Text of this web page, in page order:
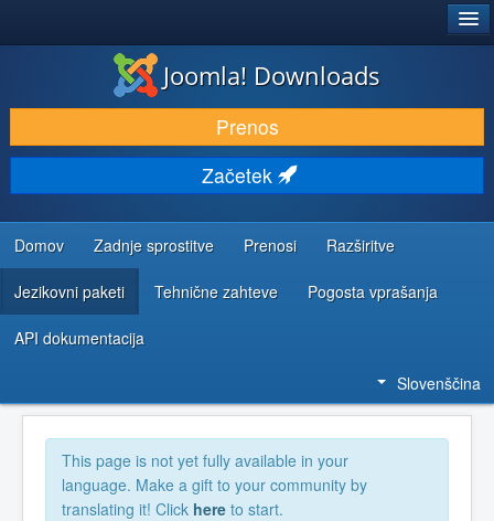
PRENESI IN RAZŠIRI
ODKRIJTE & IZVEJTE
SKUPNOST IN PODPORA
VIRI ZA RAZVIJALCE
Joomla! Downloads
Prenos
Začetek
Domov Zadnje sprostitve Prenosi Razširitve
Jezikovni paketi Tehnične zahteve Pogosta vprašanja
API dokumentacija
Slovenščina
This page is not yet fully available in your
language. Make a gift to your community by
translating it! Click here to start.